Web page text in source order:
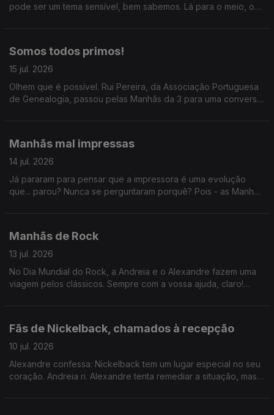
pode ser um tema sensível, bem sabemos. Lá para o meio, o
Somos todos primos!
15 jul. 2026
Olhem que é possível. Rui Pereira, da Associação Portuguesa
de Genealogia, passou pelas Manhãs da 3 para uma conversa
Manhãs mal impressas
14 jul. 2026
Já pararam para pensar que a impressora é uma evolução
que... parou? Nunca se perguntaram porquê? Pois - as Manhãs
Manhãs de Rock
13 jul. 2026
No Dia Mundial do Rock, a Andreia e o Alexandre fazem uma
viagem pelos clássicos. Sempre com a vossa ajuda, claro!
Fãs de Nickelback, chamados à recepção
10 jul. 2026
Alexandre confessa: Nickelback tem um lugar especial no seu
coração. Andreia ri. Alexandre tenta remediar a situação, mas